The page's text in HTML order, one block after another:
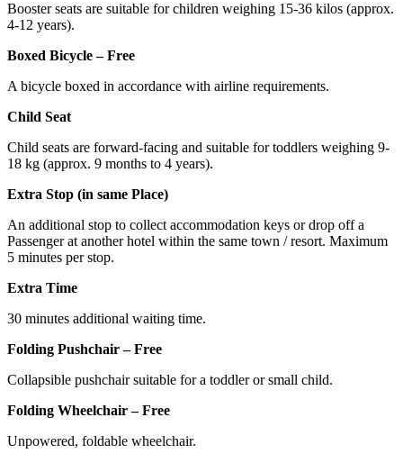
Booster seats are suitable for children weighing 15-36 kilos (approx.
4-12 years).
Boxed Bicycle – Free
A bicycle boxed in accordance with airline requirements.
Child Seat
Child seats are forward-facing and suitable for toddlers weighing 9-
18 kg (approx. 9 months to 4 years).
Extra Stop (in same Place)
An additional stop to collect accommodation keys or drop off a
Passenger at another hotel within the same town / resort. Maximum
5 minutes per stop.
Extra Time
30 minutes additional waiting time.
Folding Pushchair – Free
Collapsible pushchair suitable for a toddler or small child.
Folding Wheelchair – Free
Unpowered, foldable wheelchair.